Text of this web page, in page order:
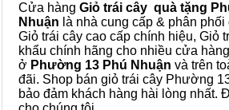
Cửa hàng Giỏ trái cây quà tặng
Nhuận là nhà cung cấp & phân
Giỏ trái cây cao cấp chính hiệu, Giỏ
khẩu chính hãng cho nhiều cửa
ở Phường 13 Phú Nhuận và trên
đãi. Shop bán giỏ trái cây Phường
bảo đảm khách hàng hài lòng nhất.